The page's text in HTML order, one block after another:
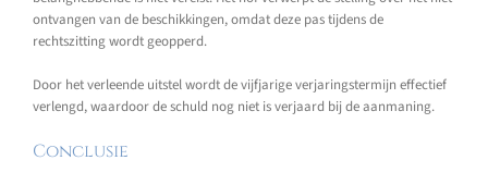
ontvangen van de beschikkingen, omdat deze pas tijdens de
rechtszitting wordt geopperd.
Door het verleende uitstel wordt de vijfjarige verjaringstermijn effectief
verlengd, waardoor de schuld nog niet is verjaard bij de aanmaning.
Conclusie